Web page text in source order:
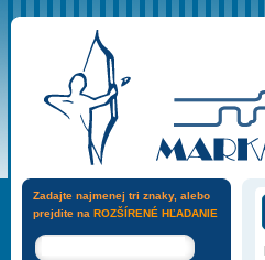
Zadajte najmenej tri znaky, alebo
prejdite na ROZŠÍRENÉ HĽADANIE